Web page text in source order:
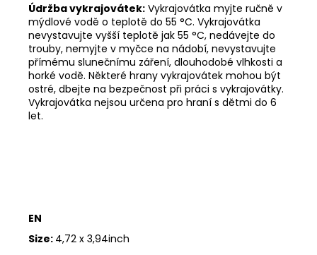
Údržba vykrajovátek: Vykrajovátka myjte ručně v
mýdlové vodě o teplotě do 55 °C. Vykrajovátka
nevystavujte vyšší teplotě jak 55 °C, nedávejte do
trouby, nemyjte v myčce na nádobí, nevystavujte
přímému slunečnímu záření, dlouhodobé vlhkosti a
horké vodě. Některé hrany vykrajovátek mohou být
ostré, dbejte na bezpečnost při práci s vykrajovátky.
Vykrajovátka nejsou určena pro hraní s dětmi do 6
let.
EN
Size: 4,72 x 3,94inch